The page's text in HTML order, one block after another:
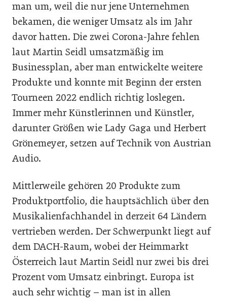
man um, weil die nur jene Unternehmen
bekamen, die weniger Umsatz als im Jahr
davor hatten. Die zwei Corona-Jahre fehlen
laut Martin Seidl umsatzmäßig im
Businessplan, aber man entwickelte weitere
Produkte und konnte mit Beginn der ersten
Tourneen 2022 endlich richtig loslegen.
Immer mehr Künstlerinnen und Künstler,
darunter Größen wie Lady Gaga und Herbert
Grönemeyer, setzen auf Technik von Austrian
Audio.
Mittlerweile gehören 20 Produkte zum
Produktportfolio, die hauptsächlich über den
Musikalienfachhandel in derzeit 64 Ländern
vertrieben werden. Der Schwerpunkt liegt auf
dem DACH-Raum, wobei der Heimmarkt
Österreich laut Martin Seidl nur zwei bis drei
Prozent vom Umsatz einbringt. Europa ist
auch sehr wichtig – man ist in allen